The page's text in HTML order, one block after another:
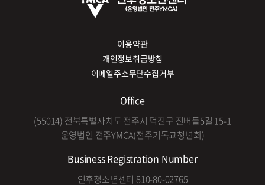
이용약관
개인정보취급방침
이메일주소무단수집거부
Office
(55014) 전북특별자치도 전주시 덕진구 진버들5길 15-1
운영법인 전주YMCA(전주기독교청년회)
Business Registration Number
인후청소년센터 810-80-02765